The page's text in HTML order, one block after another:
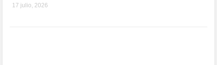
17 julio, 2026